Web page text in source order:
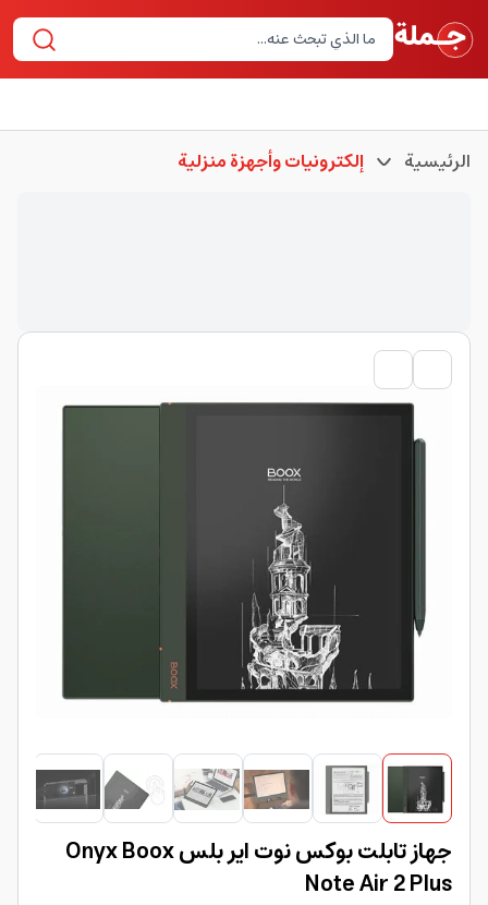
الرئيسية إلكترونيات وأجهزة منزلية
جهاز تابلت بوكس نوت اير بلس Onyx Boox
Note Air 2 Plus